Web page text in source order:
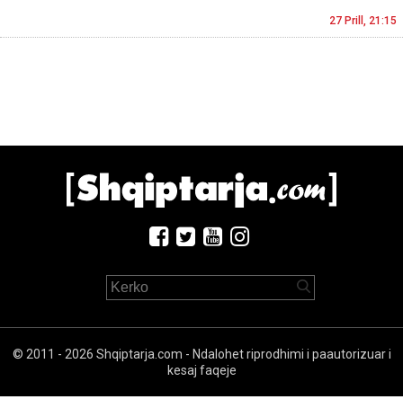
27 Prill, 21:15
© 2011 - 2026 Shqiptarja.com - Ndalohet riprodhimi i paautorizuar i
kesaj faqeje